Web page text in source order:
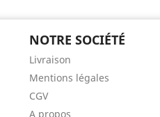
NOTRE SOCIÉTÉ
Livraison
Mentions légales
CGV
A propos